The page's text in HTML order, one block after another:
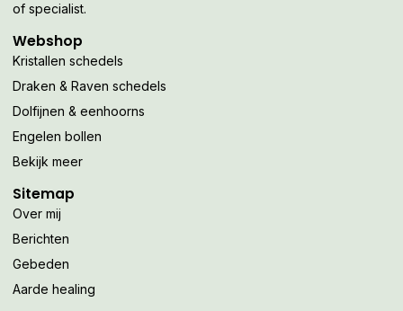
of specialist.
Webshop
Kristallen schedels
Draken & Raven schedels
Dolfijnen & eenhoorns
Engelen bollen
Bekijk meer
Sitemap
Over mij
Berichten
Gebeden
Aarde healing